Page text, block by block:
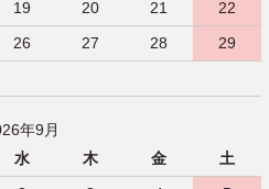
19 20 21
22
26 27 28
29
年9月
水 木 金
土